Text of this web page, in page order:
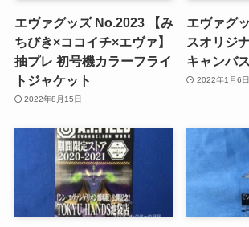
エヴァグッズ No.2023 【み
ちびき×ココイチ×エヴァ】
抽プレ 初号機カラーフライ
トジャケット
2022年8月15日
エヴァグ
スオリジ
キャンバ
2022年1月6日